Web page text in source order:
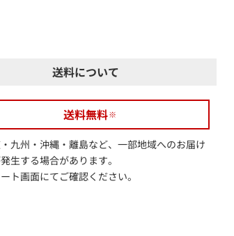
送料について
送料無料
九州・沖縄・離島など、一部地域へのお届け
生する場合があります。
ト画面にてご確認ください。